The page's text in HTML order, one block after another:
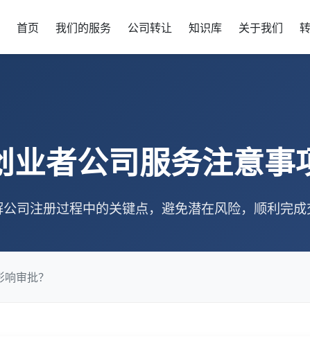
首页 我们的服务 公司转让 知识库 关于我们
业者公司服务注意事
公司注册过程中的关键点，避免潜在风险，顺利完成
审批？